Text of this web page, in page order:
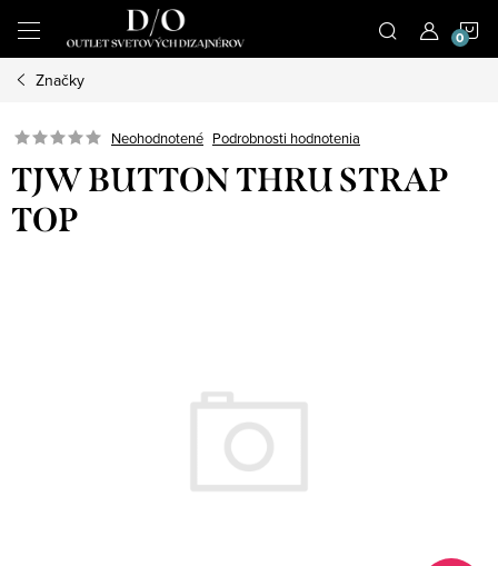
obsah
Značky
Neohodnotené Podrobnosti hodnotenia
TJW BUTTON THRU STRAP
TOP